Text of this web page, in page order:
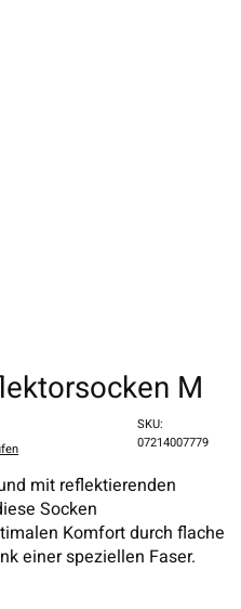
M
SKU:
07214007779
mit reflektierenden
Socken
Komfort durch flache
einer speziellen Faser.